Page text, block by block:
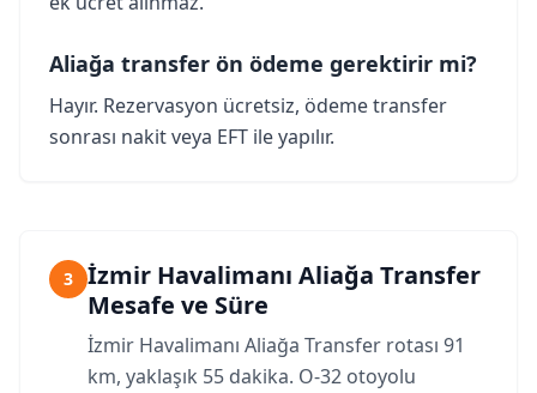
Aliağa transfer ön ödeme gerektirir mi?
Hayır. Rezervasyon ücretsiz, ödeme transfer
sonrası nakit veya EFT ile yapılır.
3
İzmir Havalimanı Aliağa Transfer
Mesafe ve Süre
İzmir Havalimanı Aliağa Transfer rotası 91
km, yaklaşık 55 dakika. O-32 otoyolu